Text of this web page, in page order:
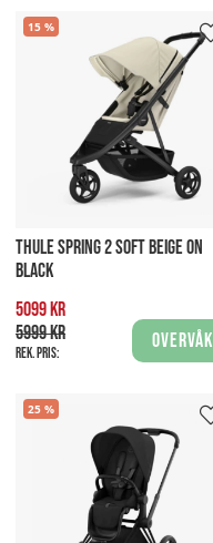
15
THULE SPRING 2 SOFT BEIGE ON
BLACK
5099 kr
5999 kr
Rek. pris:
Overvåk
25